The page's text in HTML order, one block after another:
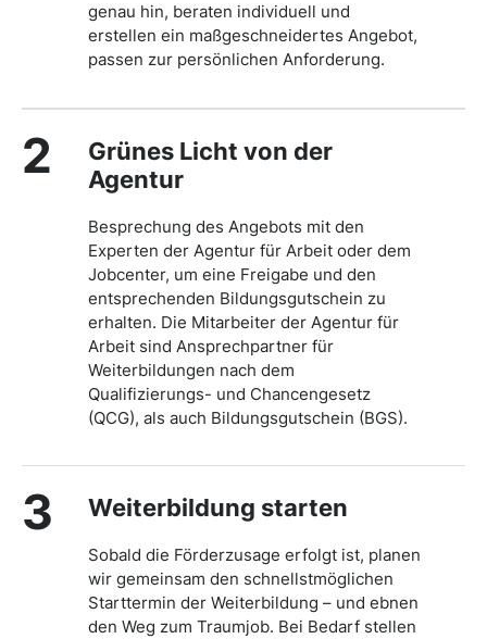
genau hin, beraten individuell und
erstellen ein maßgeschneidertes Angebot,
passen zur persönlichen Anforderung.
2
Grünes Licht von der
Agentur
Besprechung des Angebots mit den
Experten der Agentur für Arbeit oder dem
Jobcenter, um eine Freigabe und den
entsprechenden Bildungsgutschein zu
erhalten. Die Mitarbeiter der Agentur für
Arbeit sind Ansprechpartner für
Weiterbildungen nach dem
Qualifizierungs- und Chancengesetz
(QCG), als auch Bildungsgutschein (BGS).
3 Weiterbildung starten
Sobald die Förderzusage erfolgt ist, planen
wir gemeinsam den schnellstmöglichen
Starttermin der Weiterbildung – und ebnen
den Weg zum Traumjob. Bei Bedarf stellen